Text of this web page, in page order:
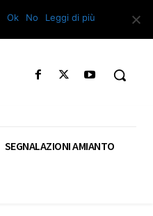
SEGNALAZIONI AMIANTO
Ok No Leggi di più